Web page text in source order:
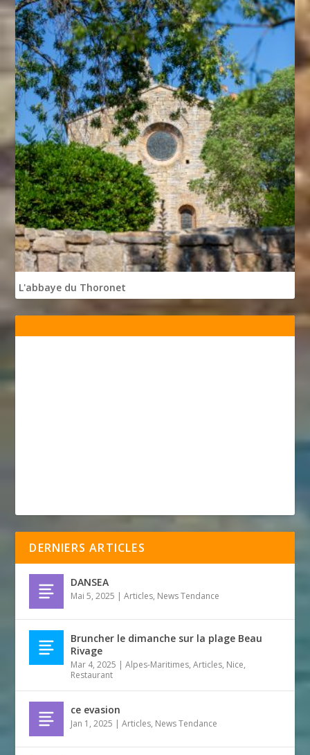
L'abbaye du Thoronet
DERNIERS ARTICLES
DANSEA
Mai 5, 2025 |Articles, News Tendance
Bruncher le dimanche sur la plage Beau
Rivage
Mar 4, 2025 |Alpes-Maritimes,Articles, Nice,
Restaurant
ce evasion
Jan 1, 2025 |Articles, News Tendance